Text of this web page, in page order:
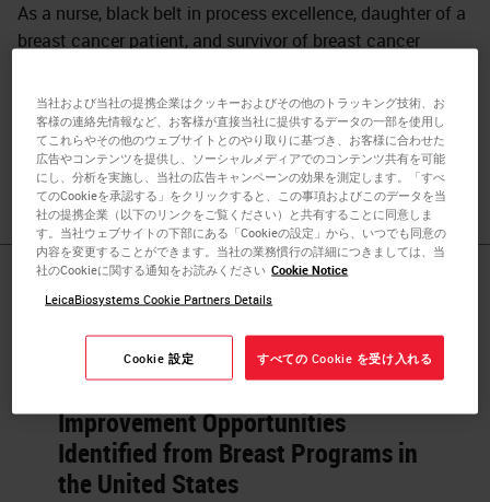
As a nurse, black belt in process excellence, daughter of a
breast cancer patient, and survivor of breast cancer
improve care for breast cancer patients. Kimberly has
authored numerous papers and presented improvement in
clinical outcomes as a result of working with breast
teams across the country.
Published Pieces by
Kimberly J.
Improvement Opportunities
Identified from Breast Programs in
the United States
当社および当社の提携企業はクッキーおよびその他のトラッキング技術、お
客様の連絡先情報など、お客様が直接当社に提供するデータの一部を使用し
てこれらやその他のウェブサイトとのやり取りに基づき、お客様に合わせた
広告やコンテンツを提供し、ソーシャルメディアでのコンテンツ共有を可能
にし、分析を実施し、当社の広告キャンペーンの効果を測定します。「すべ
てのCookieを承認する」をクリックすると、この事項およびこのデータを当
社の提携企業（以下のリンクをご覧ください）と共有することに同意しま
す。当社ウェブサイトの下部にある「Cookieの設定」から、いつでも同意の
内容を変更することができます。当社の業務慣行の詳細につきましては、当
社のCookieに関する通知をお読みください Cookie Notice
LeicaBiosystems Cookie Partners Details
Cookie 設定 すべての Cookie を受け入れる